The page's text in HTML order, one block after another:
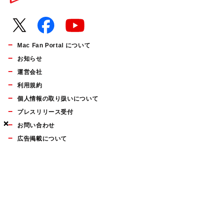
×
×
×
Mac Fan Portal について
お知らせ
運営会社
利用規約
個人情報の取り扱いについて
プレスリリース受付
お問い合わせ
広告掲載について